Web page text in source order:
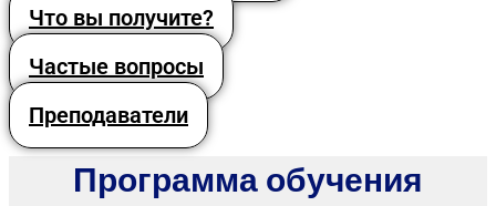
Что вы получите?
Частые вопросы
Преподаватели
Программа обучения